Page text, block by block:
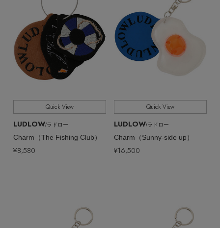
Quick View
LUDLOW/ラドロー
Charm（The Fishing Club）
¥8,580
Quick View
LUDLOW/ラドロー
Charm（Sunny-side up）
¥16,500